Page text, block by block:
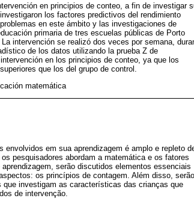
en principios de conteo, a fin de investigar
los factores predictivos del rendimiento
en este ámbito y las investigaciones de
primaria de tres escuelas públicas de Porto
intervención se realizó dos veces por semana,
de los datos utilizando la prueba Z de
en los principios de conteo, ya que los
que los del grupo de control.
matemática
em sua aprendizagem é amplo e repleto
pesquisadores abordam a matemática e os fatores
serão discutidos elementos essenciais
os princípios de contagem. Além disso, serão
investigam as características das crianças que
de intervenção.